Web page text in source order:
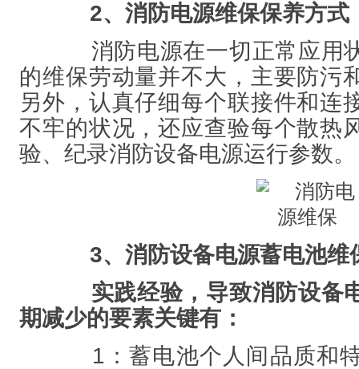
2、消防电源维保保养方式
消防电源在一切正常应用
的维保劳动量并不大，主要防污
另外，认真仔细每个联接件和连
不牢的状况，还应查验每个散热
验、纪录消防设备电源运行参数。
3、消防设备电源蓄电池维
实践经验，导致消防设备
期减少的要素关键有：
1：蓄电池个人间品质和特